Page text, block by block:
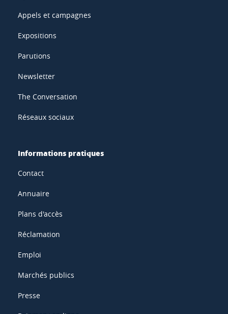
Appels et campagnes
Expositions
Parutions
Newsletter
The Conversation
Réseaux sociaux
Informations pratiques
Contact
Annuaire
Plans d'accès
Réclamation
Emploi
Marchés publics
Presse